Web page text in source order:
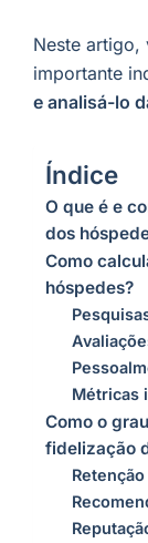
Neste
importante
e analisá-lo
Índice
O que é e
dos
Como
hóspedes?
Métricas
Como o
fidelização